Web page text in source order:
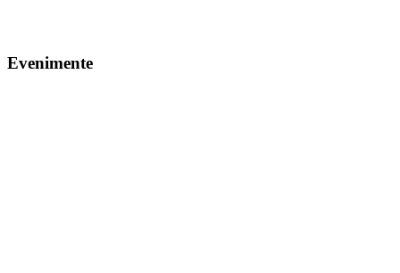
Evenimente